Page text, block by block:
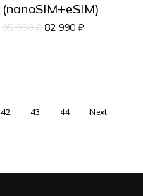
(nanoSIM+eSIM)
95 990₽ 82 990 ₽
42 43 44 Next